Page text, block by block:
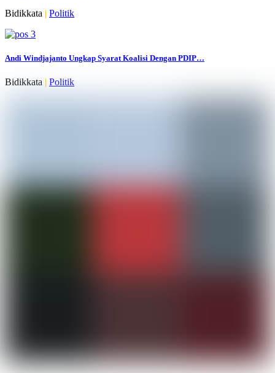
Bidikkata | Politik
Andi Windjajanto Ungkap Syarat Koalisi Dengan PDIP…
Bidikkata | Politik